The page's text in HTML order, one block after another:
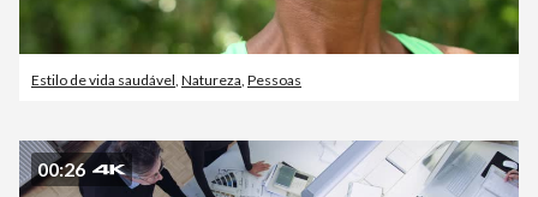
Estilo de vida saudável Natureza Pessoas
00:26